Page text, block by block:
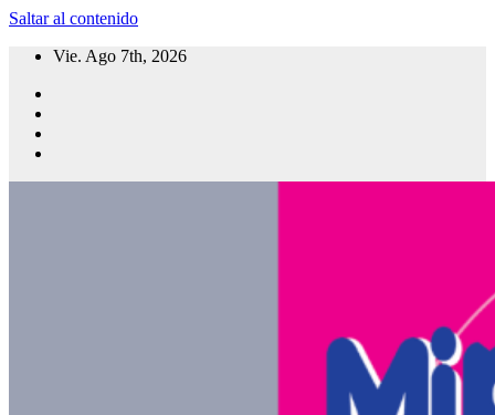
Saltar al contenido
Vie. Ago 7th, 2026